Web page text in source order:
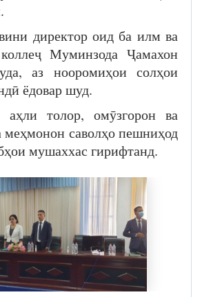
директор оид ба илм ва
Муминзода Ҷамахон
аз нооромиҳои солҳои
ёдовар шуд.
толор, омӯзгорон ва
саволҳо пешниҳод
мушаххас гирифтанд.